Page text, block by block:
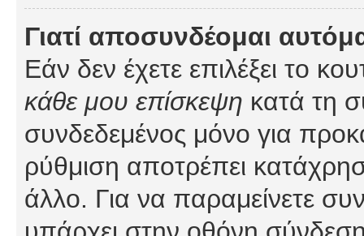
Γιατί αποσυνδέομαι
Εάν δεν έχετε επιλέξει το
κάθε μου επίσκεψη κατά τη
συνδεδεμένος μόνο για
ρύθμιση αποτρέπει
άλλο. Για να παραμείνετε